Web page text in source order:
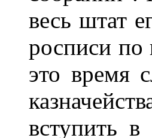
весь штат
росписи по
это время
вступить